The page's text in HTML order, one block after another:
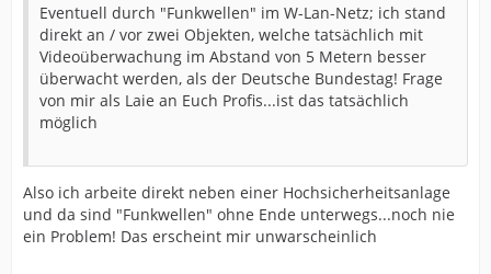
Eventuell durch "Funkwellen" im W-Lan-Netz; ich stand
direkt an / vor zwei Objekten, welche tatsächlich mit
Videoüberwachung im Abstand von 5 Metern besser
überwacht werden, als der Deutsche Bundestag! Frage
von mir als Laie an Euch Profis...ist das tatsächlich
möglich
Also ich arbeite direkt neben einer Hochsicherheitsanlage
und da sind "Funkwellen" ohne Ende unterwegs...noch nie
ein Problem! Das erscheint mir unwarscheinlich